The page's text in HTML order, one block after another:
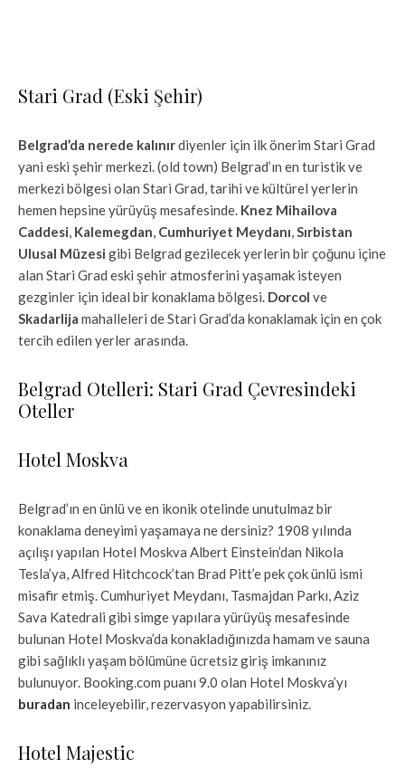
Stari Grad (Eski Şehir)
Belgrad’da nerede kalınırdiyenler için ilk önerim Stari Grad
yani eski şehir merkezi. (old town) Belgrad’ın en turistik ve
merkezi bölgesi olan Stari Grad, tarihi ve kültürel yerlerin
hemen hepsine yürüyüş mesafesinde. Knez Mihailova
Caddesi, Kalemegdan, Cumhuriyet Meydanı,Sırbistan
Ulusal Müzesi gibi Belgrad gezilecek yerlerin bir çoğunu içine
alan Stari Grad eski şehir atmosferini yaşamak isteyen
gezginler için ideal bir konaklama bölgesi. Dorcol ve
Skadarlija mahalleleri de Stari Grad’da konaklamak için en çok
tercih edilen yerler arasında.
Belgrad Otelleri: Stari Grad Çevresindeki
Oteller
Hotel Moskva
Belgrad’ın en ünlü ve en ikonik otelinde unutulmaz bir
konaklama deneyimi yaşamaya ne dersiniz? 1908 yılında
açılışı yapılan Hotel Moskva Albert Einstein’dan Nikola
Tesla’ya, Alfred Hitchcock’tan Brad Pitt’e pek çok ünlü ismi
misafir etmiş. Cumhuriyet Meydanı, Tasmajdan Parkı, Aziz
Sava Katedrali gibi simge yapılara yürüyüş mesafesinde
bulunan Hotel Moskva’da konakladığınızda hamam ve sauna
gibi sağlıklı yaşam bölümüne ücretsiz giriş imkanınız
bulunuyor. Booking.com puanı 9.0 olan Hotel Moskva’yı
buradan inceleyebilir, rezervasyon yapabilirsiniz.
Hotel Majestic